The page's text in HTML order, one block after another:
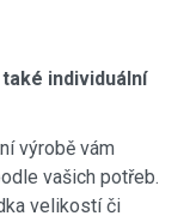
individuální
výrobě vám
vašich potřeb.
velikostí či